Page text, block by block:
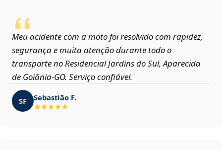
Meu acidente com a moto foi resolvido com rapidez,
segurança e muita atenção durante todo o
transporte no Residencial Jardins do Sul, Aparecida
de Goiânia‑GO. Serviço confiável.
SF Sebastião F.